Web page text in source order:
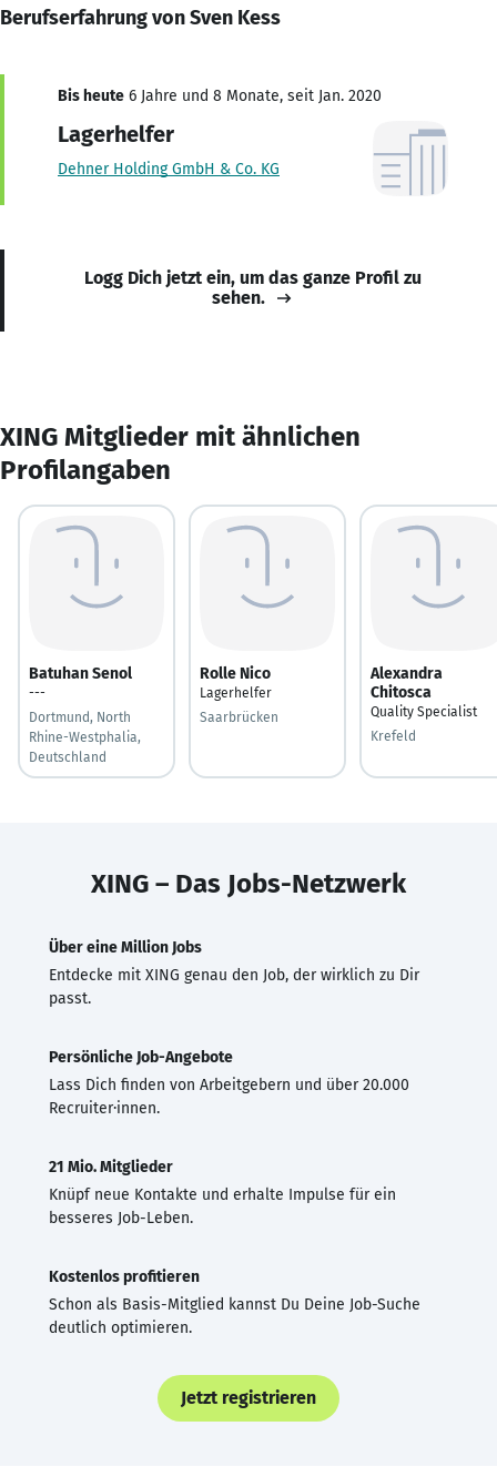
Berufserfahrung von Sven Kess
Bis heute 6 Jahre und 8 Monate, seit Jan. 2020
Lagerhelfer
Dehner Holding GmbH & Co. KG
Logg Dich jetzt ein, um das ganze Profil zu
sehen.
XING Mitglieder mit ähnlichen
Profilangaben
Batuhan Senol
---
Dortmund, North
Rhine-Westphalia,
Deutschland
Rolle Nico
Lagerhelfer
Saarbrücken
Alexandra
Chitosca
Quality Specialist
Krefeld
XING – Das Jobs-Netzwerk
Über eine Million Jobs
Entdecke mit XING genau den Job, der wirklich zu Dir
passt.
Persönliche Job-Angebote
Lass Dich finden von Arbeitgebern und über 20.000
Recruiter·innen.
21 Mio. Mitglieder
Knüpf neue Kontakte und erhalte Impulse für ein
besseres Job-Leben.
Kostenlos profitieren
Schon als Basis-Mitglied kannst Du Deine Job-Suche
deutlich optimieren.
Jetzt registrieren